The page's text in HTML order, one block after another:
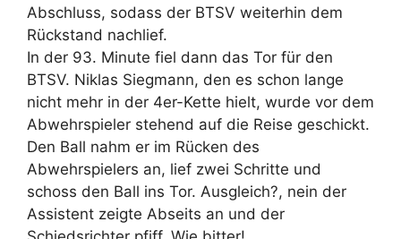
Abschluss, sodass der BTSV weiterhin dem
Rückstand nachlief.
In der 93. Minute fiel dann das Tor für den
BTSV. Niklas Siegmann, den es schon lange
nicht mehr in der 4er-Kette hielt, wurde vor dem
Abwehrspieler stehend auf die Reise geschickt.
Den Ball nahm er im Rücken des
Abwehrspielers an, lief zwei Schritte und
schoss den Ball ins Tor. Ausgleich?, nein der
Assistent zeigte Abseits an und der